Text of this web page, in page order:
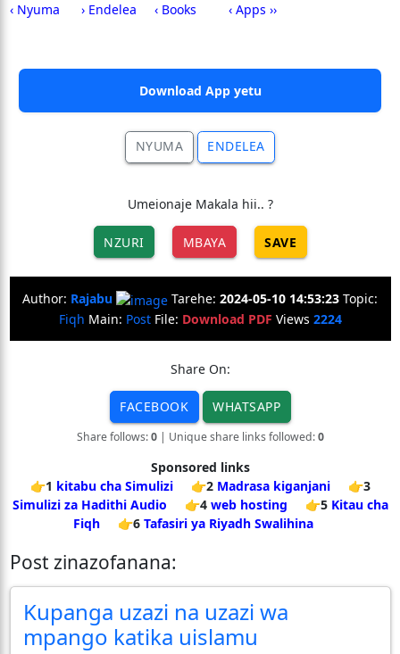
‹ Nyuma › Endelea ‹ Books ‹ Apps ››
Download App yetu
NYUMA ENDELEA
Umeionaje Makala hii.. ?
NZURI MBAYA SAVE
Author: Rajabu Tarehe: 2024-05-10 14:53:23 Topic:
Fiqh Main: PostFile: Download PDF Views 2224
Share On:
FACEBOOK WHATSAPP
Share follows:0| Unique share links followed:0
Sponsored links
👉1 kitabu cha Simulizi 👉2 Madrasa kiganjani
👉3
Simulizi za Hadithi Audio
👉4 web hosting 👉5 Kitau cha
Fiqh
👉6 Tafasiri ya Riyadh Swalihina
Post zinazofanana:
Kupanga uzazi na uzazi wa
mpango katika uislamu